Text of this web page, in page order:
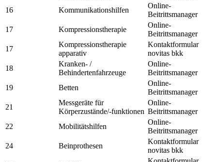
16
Kommunikationshilfen
Online-
Beitrittsmanager
17
Kompressionstherapie
Online-
Beitrittsmanager
17
Kompressionstherapie
apparativ
Kontaktformular
novitas bkk
18
Kranken- /
Behindertenfahrzeuge
Online-
Beitrittsmanager
19
Betten
Online-
Beitrittsmanager
21
Messgeräte für
Körperzustände/-funktionen
Online-
Beitrittsmanager
22
Mobilitätshilfen
Online-
Beitrittsmanager
24
Beinprothesen
Kontaktformular
novitas bkk